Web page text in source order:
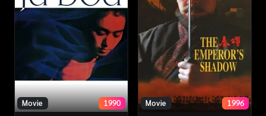
Movie 1990 Movie 1996